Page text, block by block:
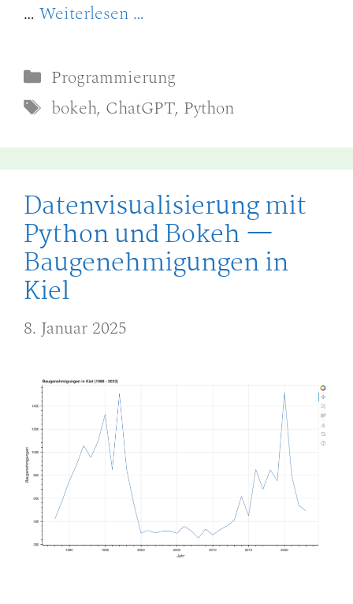
… Weiterlesen …
Kategorien
Programmierung
Schlagwörter
bokeh, ChatGPT, Python
Datenvisualisierung mit
Python und Bokeh —
Baugenehmigungen in
Kiel
8. Januar 2025